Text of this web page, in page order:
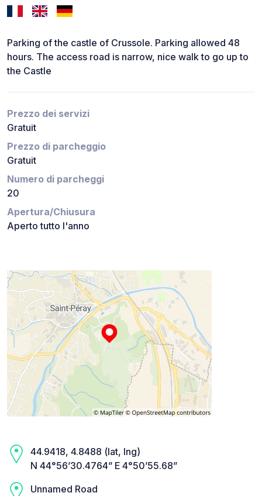
Parking of the castle of Crussole. Parking allowed 48
hours. The access road is narrow, nice walk to go up to
the Castle
Prezzo dei servizi
Gratuit
Prezzo di parcheggio
Gratuit
Numero di parcheggi
20
Apertura/Chiusura
Aperto tutto l'anno
44.9418, 4.8488 (lat, lng)
N 44°56’30.4764” E 4°50’55.68”
Unnamed Road